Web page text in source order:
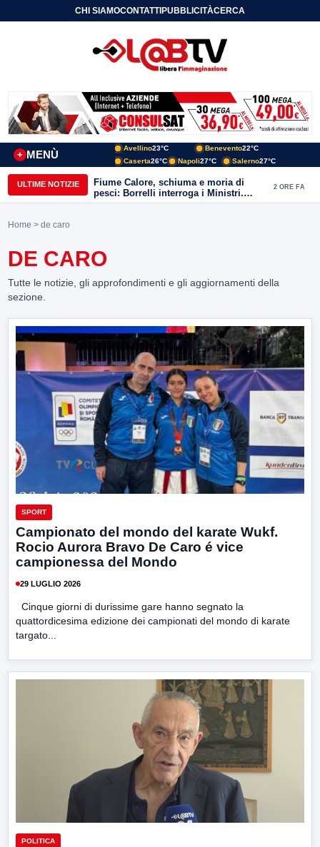
CHI SIAMOCONTATTIPUBBLICITÀCERCA
MENÙ
+
Avellino23°C Benevento22°C
Caserta26°C Napoli27°C Salerno27°C
ULTIME NOTIZIE
Fiume Calore, schiuma e moria di
pesci: Borrelli interroga i Ministri.
“Benevento paga l’assenza del
2 ORE FA
Home > de caro
DE CARO
Tutte le notizie, gli approfondimenti e gli aggiornamenti della
sezione.
SPORT
Campionato del mondo del karate Wukf.
Rocio Aurora Bravo De Caro é vice
campionessa del Mondo
29 LUGLIO 2026
Cinque giorni di durissime gare hanno segnato la
quattordicesima edizione dei campionati del mondo di karate
targato...
POLITICA